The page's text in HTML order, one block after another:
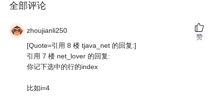
全部评论
zhoujianli250
[Quote=引用 8 楼 tjava_net 的回复:]
引用 7 楼 net_lover 的回复:
你记下选中的行的index
比如i=4
赞